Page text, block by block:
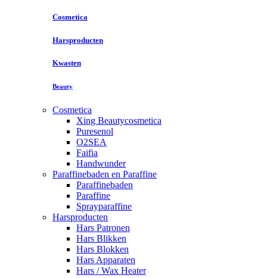
Cosmetica
Harsproducten
Kwasten
Beauty
Cosmetica
Xing Beautycosmetica
Puresenol
O2SEA
Faifia
Handwunder
Paraffinebaden en Paraffine
Paraffinebaden
Paraffine
Sprayparaffine
Harsproducten
Hars Patronen
Hars Blikken
Hars Blokken
Hars Apparaten
Hars / Wax Heater